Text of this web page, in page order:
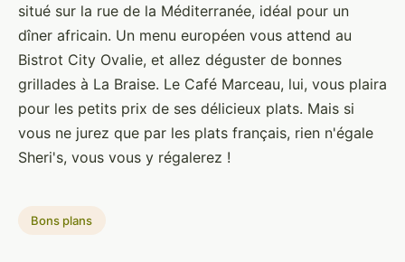
situé sur la rue de la Méditerranée, idéal pour un
dîner africain. Un menu européen vous attend au
Bistrot City Ovalie, et allez déguster de bonnes
grillades à La Braise. Le Café Marceau, lui, vous plaira
pour les petits prix de ses délicieux plats. Mais si
vous ne jurez que par les plats français, rien n'égale
Sheri's, vous vous y régalerez !
Bons plans